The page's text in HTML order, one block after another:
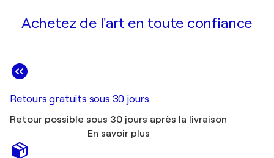
Achetez de l'art en toute confiance
Retours gratuits sous 30 jours
Retour possible sous 30 jours après la livraison
En savoir plus